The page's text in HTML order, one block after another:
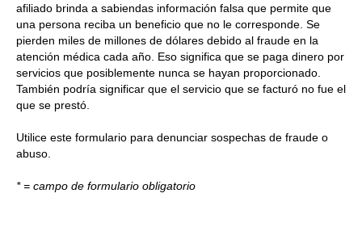
afiliado brinda a sabiendas información falsa que permite que
una persona reciba un beneficio que no le corresponde. Se
pierden miles de millones de dólares debido al fraude en la
atención médica cada año. Eso significa que se paga dinero por
servicios que posiblemente nunca se hayan proporcionado.
También podría significar que el servicio que se facturó no fue el
que se prestó.
Utilice este formulario para denunciar sospechas de fraude o
abuso.
* = campo de formulario obligatorio